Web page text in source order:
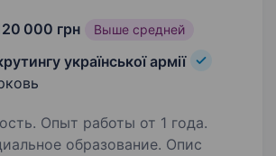
000 грн Выше средней
української армії
Опыт работы от 1 года.
образование. Опис